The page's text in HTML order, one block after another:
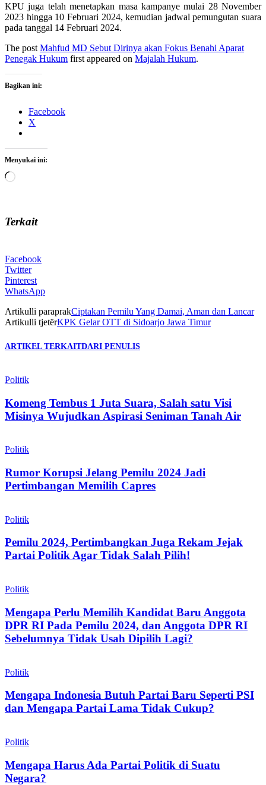
KPU juga telah menetapkan masa kampanye mulai 28 November
2023 hingga 10 Februari 2024, kemudian jadwal pemungutan suara
pada tanggal 14 Februari 2024.
The post Mahfud MD Sebut Dirinya akan Fokus Benahi Aparat
Penegak Hukum first appeared on Majalah Hukum.
Bagikan ini:
Facebook
X
Menyukai ini:
Memuat...
Terkait
Facebook
Twitter
Pinterest
WhatsApp
Artikulli paraprakCiptakan Pemilu Yang Damai, Aman dan Lancar
Artikulli tjetërKPK Gelar OTT di Sidoarjo Jawa Timur
ARTIKEL TERKAITDARI PENULIS
Politik
Komeng Tembus 1 Juta Suara, Salah satu Visi
Misinya Wujudkan Aspirasi Seniman Tanah Air
Politik
Rumor Korupsi Jelang Pemilu 2024 Jadi
Pertimbangan Memilih Capres
Politik
Pemilu 2024, Pertimbangkan Juga Rekam Jejak
Partai Politik Agar Tidak Salah Pilih!
Politik
Mengapa Perlu Memilih Kandidat Baru Anggota
DPR RI Pada Pemilu 2024, dan Anggota DPR RI
Sebelumnya Tidak Usah Dipilih Lagi?
Politik
Mengapa Indonesia Butuh Partai Baru Seperti PSI
dan Mengapa Partai Lama Tidak Cukup?
Politik
Mengapa Harus Ada Partai Politik di Suatu
Negara?